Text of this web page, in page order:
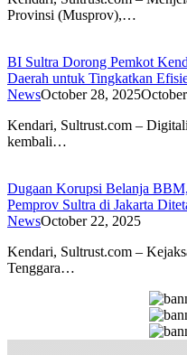
Provinsi (Musprov),…
BI Sultra Dorong Pemkot
Daerah untuk Tingkatkan
NewsOctober 28, 2025
Kendari, Sultrust.com –
kembali…
Dugaan Korupsi Belanja
Pemprov Sultra di Jakarta
NewsOctober 22, 2025
Kendari, Sultrust.com –
Tenggara…